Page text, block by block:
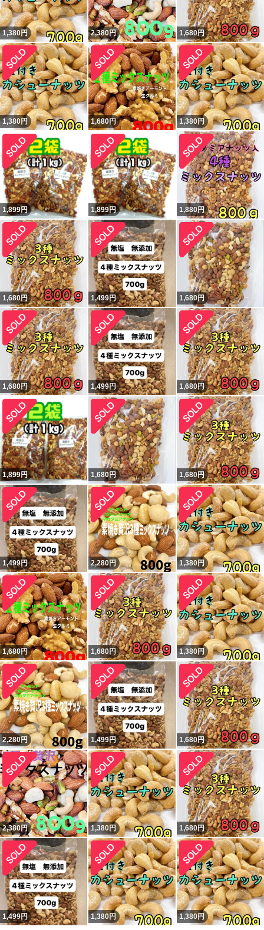
1,380円 2,380円 1,680円
1,380円 1,680円 1,380円
1,899円 1,899円 1,880円
1,680円 1,499円 1,680円
1,680円 1,499円 1,680円
1,899円 1,680円 1,680円
1,499円 2,280円 1,380円
1,680円 1,680円 1,380円
2,280円 1,499円 1,680円
2,380円 1,380円 1,680円
1,499円 1,380円 1,380円